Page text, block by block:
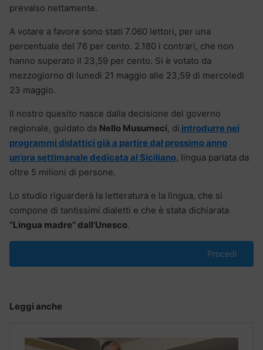
prevalso nettamente.
A votare a favore sono stati 7.060 lettori, per una
percentuale del 76 per cento. 2.180 i contrari, che non
hanno superato il 23,59 per cento. Si è votato da
mezzogiorno di lunedì 21 maggio alle 23,59 di mercoledì
23 maggio.
Il nostro quesito nasce dalla decisione del governo
regionale, guidato da Nello Musumeci, di introdurre nei
programmi didattici già a partire dal prossimo anno
un’ora settimanale dedicata al Siciliano, lingua parlata da
oltre 5 milioni di persone.
Lo studio riguarderà la letteratura e la lingua, che si
compone di tantissimi dialetti e che è stata dichiarata
“Lingua madre” dall’Unesco.
Procedi
Leggi anche